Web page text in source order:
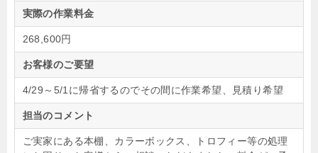
実際の作業料金
268,600円
お客様のご要望
4/29～5/1に帰省するのでその間に作業希望、見積り希望
担当のコメント
ご実家にある本棚、カラーボックス、トロフィー等の処理